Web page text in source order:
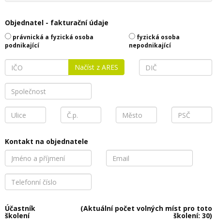
Objednatel - fakturační údaje
právnická a fyzická osoba
podnikající
fyzická osoba
nepodnikající
Načíst z ARES
Kontakt na objednatele
Účastník
školení
(Aktuální počet volných míst pro toto
školení: 30)